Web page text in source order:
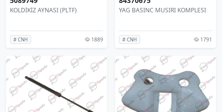
KOLDİKİZ AYNASI (PLTF)
# CNH 1889
YAG BASINC MUSIRI KOMPLESI
# CNH 1791